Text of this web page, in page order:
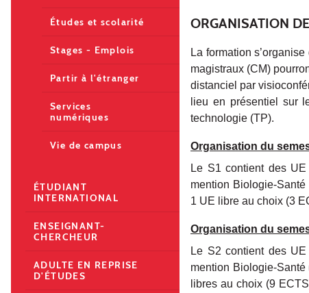
ORGANISATION
La formation
magistraux (CM)
distanciel par
lieu en présentiel sur
technologie (TP).
Organisation du
Le S1 contient des
mention Biologie-Santé
1 UE libre au choix (3
Organisation du
Le S2 contient des
mention Biologie-Santé
libres au choix (9
Études et scolarité
Stages - Emplois
Partir à l'étranger
Services
numériques
Vie de campus
ÉTUDIANT
INTERNATIONAL
ENSEIGNANT-
CHERCHEUR
ADULTE EN REPRISE
D'ÉTUDES